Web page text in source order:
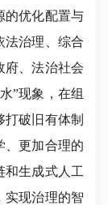
的优化配置与
法治理、综合
府、法治社会
”现象，在组
破旧有体制
、更加合理的
和生成式人工
实现治理的智